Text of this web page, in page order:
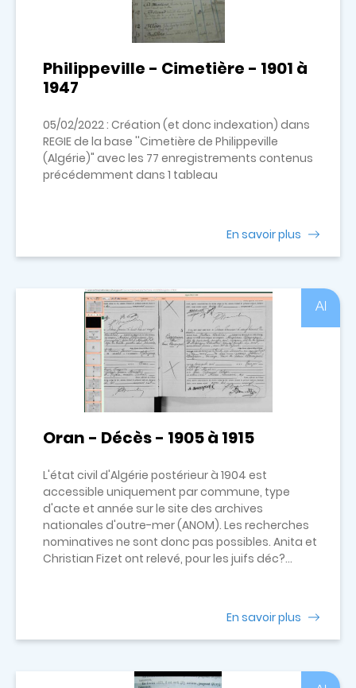
Philippeville - Cimetière - 1901 à
1947
05/02/2022 : Création (et donc indexation) dans
REGIE de la base ''Cimetière de Philippeville
(Algérie)" avec les 77 enregistrements contenus
précédemment dans 1 tableau
En savoir plus
Al
Oran - Décès - 1905 à 1915
L'état civil d'Algérie postérieur à 1904 est
accessible uniquement par commune, type
d'acte et année sur le site des archives
nationales d'outre-mer (ANOM). Les recherches
nominatives ne sont donc pas possibles. Anita et
Christian Fizet ont relevé, pour les juifs déc?...
En savoir plus